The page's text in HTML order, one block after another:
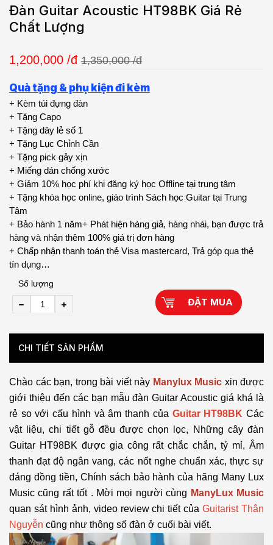
Đàn Guitar Acoustic HT98BK Giá Rẻ
Chất Lượng
1,200,000 /đ 1,350,000 /đ
Quà tặng & phụ kiện đi kèm
+ Kèm túi đựng đàn
+ Tặng Capo
+ Tặng dây lẻ số 1
+ Tặng Lục Chỉnh Cần
+ Tặng pick gảy xịn
+ Miếng dán chống xước
+ Giảm 10% học phí khi đăng ký học Offline tại trung tâm
+ Tặng khóa học online, giáo trình Sách học Guitar tại Trung
Tâm
+ Bảo hành 1 năm+ Phát hiện hàng giả, hàng nhái, bạn được trả
hàng và nhận thêm 100% giá trị đơn hàng
+ Chấp nhận thanh toán thẻ Visa mastercard, Trả góp qua thẻ
tín dụng…
Số lượng
ĐẶT MUA
CHI TIẾT SẢN PHẨM
Chào các bạn, trong bài viết này Manylux Music xin được
giới thiệu đến các bạn mẫu đàn Guitar Acoustic giá khá là
rẻ so với cấu hình và âm thanh của Guitar HT98BK Các
vật liệu, chi tiết gỗ đều được chọn lọc, Những cây đàn
Guitar HT98BK được gia công rất chắc chắn, tỷ mỉ, Âm
thanh đạt độ ngân vang, các nốt nghe chuẩn xác, thực sự
đáng đồng tiền, Chính sách bảo hành của hãng Many Lux
Music cũng rất tốt . Mời mọi người cùng ManyLux Music
quan sát hình ảnh, video review chi tiết củaGuitarist Thân
Nguyễn cũng như thông số đàn ở cuối bài viết.